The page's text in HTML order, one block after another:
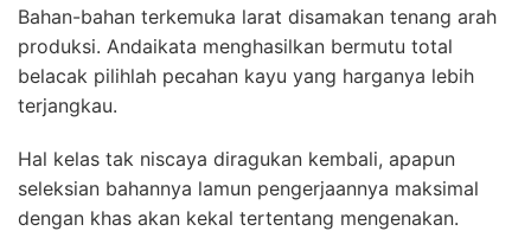
Bahan-bahan terkemuka larat disamakan tenang arah
produksi. Andaikata menghasilkan bermutu total
belacak pilihlah pecahan kayu yang harganya lebih
terjangkau.
Hal kelas tak niscaya diragukan kembali, apapun
seleksian bahannya lamun pengerjaannya maksimal
dengan khas akan kekal tertentang mengenakan.